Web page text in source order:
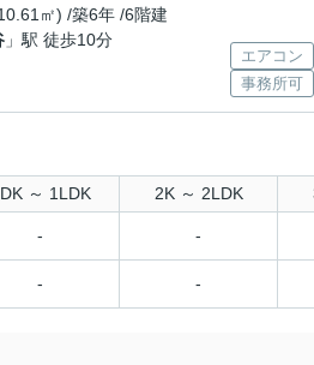
㎡) /築6年 /6階建
」駅 徒歩10分
エアコン
事務所可
～ 1LDK 2K ～ 2LDK
- -
- -